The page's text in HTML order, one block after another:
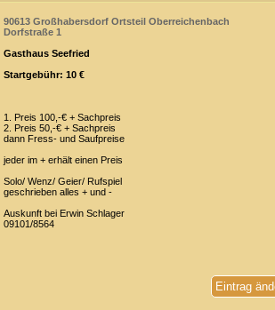
90613 Großhabersdorf Ortsteil Oberreichenbach
Dorfstraße 1
Gasthaus Seefried
Startgebühr: 10 €
1. Preis 100,-€ + Sachpreis
2. Preis 50,-€ + Sachpreis
dann Fress- und Saufpreise
jeder im + erhält einen Preis
Solo/ Wenz/ Geier/ Rufspiel
geschrieben alles + und -
Auskunft bei Erwin Schlager
09101/8564
Eintrag